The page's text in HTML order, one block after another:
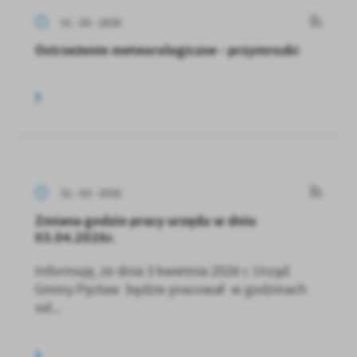
Ostrzeżenie meteorologiczne - przymrozki
Zmiana godzin pracy urzędu w dniu
03.04.2026r.
Informuję, że dnia 3 kwietnia 2026 r. Urząd
Gminy Pęcław będzie pracował w godzinach
od...